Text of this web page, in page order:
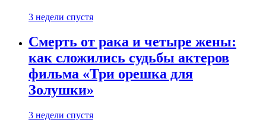
3 недели спустя
Смерть от рака и четыре жены:
как сложились судьбы актеров
фильма «Три орешка для
Золушки»
3 недели спустя